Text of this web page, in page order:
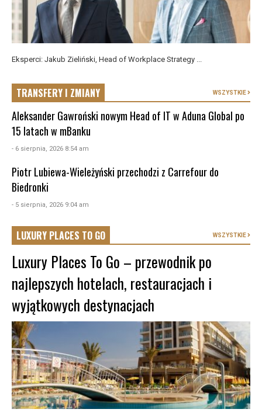
Eksperci: Jakub Zieliński, Head of Workplace Strategy ...
TRANSFERY I ZMIANY WSZYSTKIE
Aleksander Gawroński nowym Head of IT w Aduna Global po
15 latach w mBanku
- 6 sierpnia, 2026 8:54 am
Piotr Lubiewa-Wieleżyński przechodzi z Carrefour do
Biedronki
- 5 sierpnia, 2026 9:04 am
LUXURY PLACES TO GO WSZYSTKIE
Luxury Places To Go – przewodnik po
najlepszych hotelach, restauracjach i
wyjątkowych destynacjach